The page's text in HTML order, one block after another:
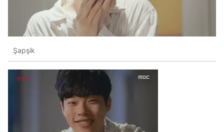
Şapşik